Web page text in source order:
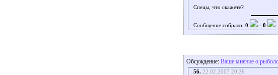
Спецы, что скажете?
Сообщение собрало: 0 - 0
Обсуждение: Ваше мнение о
56. 22.02.2007 20:26